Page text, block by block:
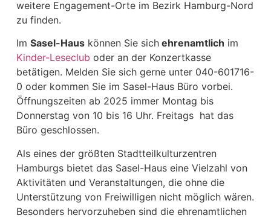
weitere Engagement-Orte im Bezirk Hamburg-Nord
zu finden.
Im Sasel-Haus können Sie sich ehrenamtlich im
Kinder-Leseclub oder an der Konzertkasse
betätigen. Melden Sie sich gerne unter 040-601716-
0 oder kommen Sie im Sasel-Haus Büro vorbei.
Öffnungszeiten ab 2025 immer Montag bis
Donnerstag von 10 bis 16 Uhr. Freitags hat das
Büro geschlossen.
Als eines der größten Stadtteilkulturzentren
Hamburgs bietet das Sasel-Haus eine Vielzahl von
Aktivitäten und Veranstaltungen, die ohne die
Unterstützung von Freiwilligen nicht möglich wären.
Besonders hervorzuheben sind die ehrenamtlichen